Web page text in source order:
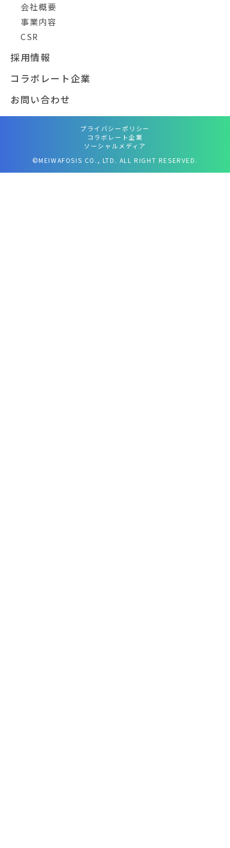
会社概要
事業内容
CSR
採用情報
コラボレート企業
お問い合わせ
プライバシーポリシー
コラボレート企業
ソーシャルメディア
©MEIWAFOSIS CO., LTD. ALL RIGHT RESERVED.